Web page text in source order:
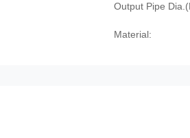
Output Pipe
Material: